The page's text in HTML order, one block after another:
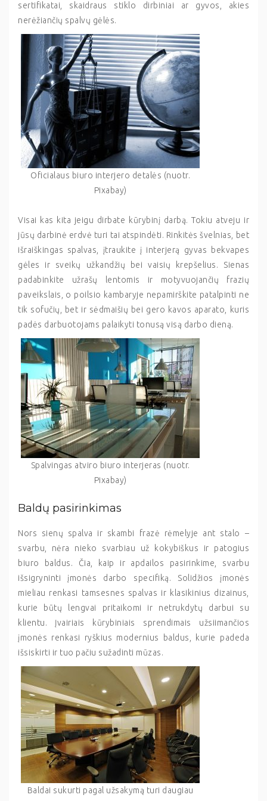
sertifikatai, skaidraus stiklo dirbiniai ar gyvos, akies
nerėžiančių spalvų gėlės.
Oficialaus biuro interjero detalės (nuotr.
Pixabay)
Visai kas kita jeigu dirbate kūrybinį darbą. Tokiu atveju ir
jūsų darbinė erdvė turi tai atspindėti. Rinkitės švelnias, bet
išraiškingas spalvas, įtraukite į interjerą gyvas bekvapes
gėles ir sveikų užkandžių bei vaisių krepšelius. Sienas
padabinkite užrašų lentomis ir motyvuojančių frazių
paveikslais, o poilsio kambaryje nepamirškite patalpinti ne
tik sofučių, bet ir sėdmaišių bei gero kavos aparato, kuris
padės darbuotojams palaikyti tonusą visą darbo dieną.
Spalvingas atviro biuro interjeras (nuotr.
Pixabay)
Baldų pasirinkimas
Nors sienų spalva ir skambi frazė rėmelyje ant stalo –
svarbu, nėra nieko svarbiau už kokybiškus ir patogius
biuro baldus. Čia, kaip ir apdailos pasirinkime, svarbu
išsigryninti įmonės darbo specifiką. Solidžios įmonės
mieliau renkasi tamsesnes spalvas ir klasikinius dizainus,
kurie būtų lengvai pritaikomi ir netrukdytų darbui su
klientu. Įvairiais kūrybiniais sprendimais užsiimančios
įmonės renkasi ryškius modernius baldus, kurie padeda
išsiskirti ir tuo pačiu sužadinti mūzas.
Baldai sukurti pagal užsakymą turi daugiau